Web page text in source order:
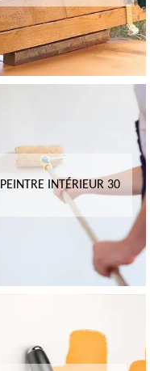
PEINTRE INTÉRIEUR 30